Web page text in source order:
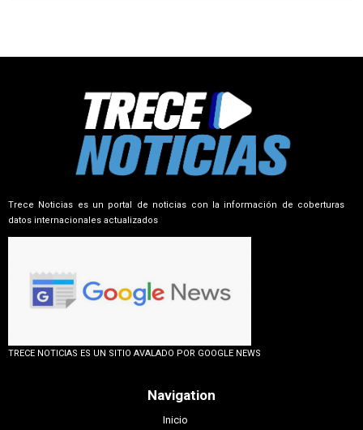
Trece Noticias es un portal de noticias con la información de coberturas
datos internacionales actualizados
TRECE NOTICIAS ES UN SITIO AVALADO POR GOOGLE NEWS
Navigation
Inicio